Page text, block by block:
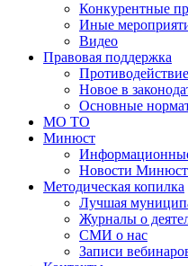
Конкурентные
Иные
Видео
Правовая поддержка
Новое в
Основные
МО ТО
Минюст
Новости Минюст
Методическая копилка
Лучшая
Журналы о
СМИ о нас
Записи